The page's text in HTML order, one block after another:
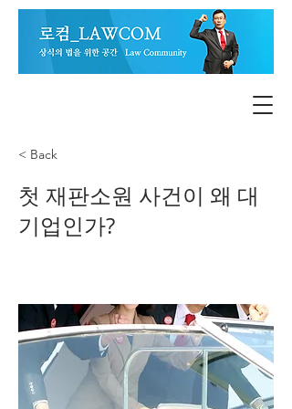
< Back
첫 재판소원 사건이 왜 대
기업인가?